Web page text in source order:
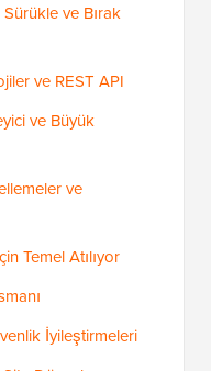
ve Bırak
ve REST API
ve Büyük
ve
Temel Atılıyor
İyileştirmeleri